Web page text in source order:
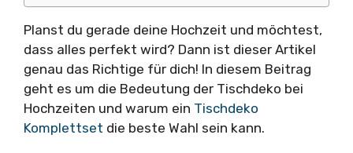
Planst du gerade deine Hochzeit und möchtest,
dass alles perfekt wird? Dann ist dieser Artikel
genau das Richtige für dich! In diesem Beitrag
geht es um die Bedeutung der Tischdeko bei
Hochzeiten und warum ein Tischdeko
Komplettset die beste Wahl sein kann.